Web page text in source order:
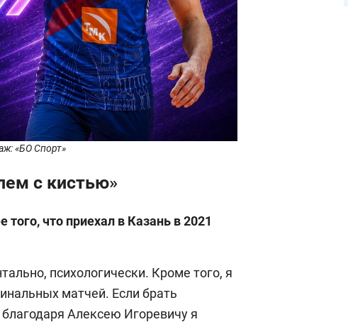
«БО Спорт»
с кистью»
что приехал в Казань в 2021
психологически. Кроме того, я
матчей. Если брать
Алексею Игоревичу я